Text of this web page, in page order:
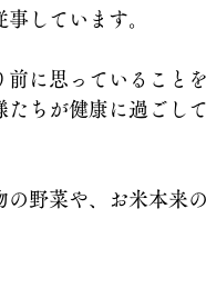
しています。
に思っていること
ちが健康に過ごし
野菜や、お米本来